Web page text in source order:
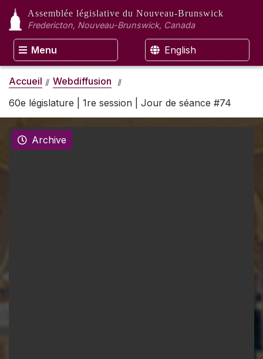
Assemblée législative du Nouveau-Brunswick
Fredericton, Nouveau-Brunswick, Canada
Menu English
Accueil
Webdiffusion
60e législature | 1re session | Jour de séance #74
Archive